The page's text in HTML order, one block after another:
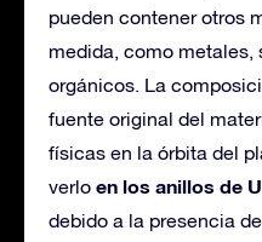
pueden contener otros
medida, como
orgánicos. La
fuente original del
físicas en la órbita del
verlo en los anillos de
debido a la presencia